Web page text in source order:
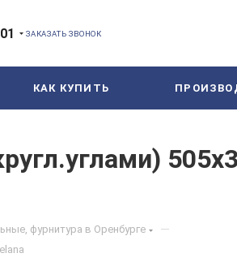
ЗАКАЗАТЬ ЗВОНОК
КАК КУПИТЬ
фурнитура в Оренбурге —